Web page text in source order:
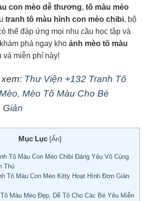
con mèo dễ thương, tô màu mèo
tranh tô màu hình con mèo chibi, bộ
thể đáp ứng mọi nhu cầu học tập và
phá ngay kho ảnh mèo tô màu
và miễn phí này!
Thư Viện +132 Tranh Tô
Mèo Tô Màu Cho Bé
Giản
Mục Lục [Ẩn]
Tô Màu Con Mèo Chibi Đáng Yêu Vô Cùng
Thú
Tô Màu Con Mèo Kitty Hoạt Hình Đơn Giản
Màu Mèo Đẹp, Dễ Tô Cho Các Bé Yêu Miễn